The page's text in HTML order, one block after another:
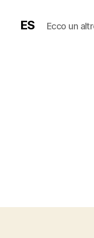
ES Ecco un